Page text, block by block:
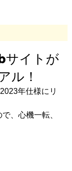
サイトが
ル！
年仕様にリ
、心機一転、